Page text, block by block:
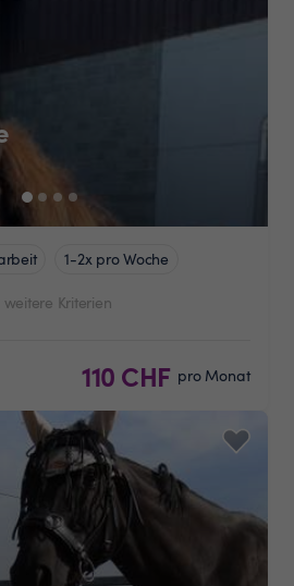
1-2x pro Woche
weitere Kriterien
110 CHF pro Monat